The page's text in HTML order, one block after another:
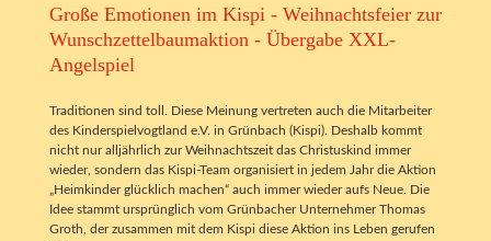
Große Emotionen im Kispi - Weihnachtsfeier zur
Wunschzettelbaumaktion - Übergabe XXL-
Angelspiel
Traditionen sind toll. Diese Meinung vertreten auch die Mitarbeiter
des Kinderspielvogtland e.V. in Grünbach (Kispi). Deshalb kommt
nicht nur alljährlich zur Weihnachtszeit das Christuskind immer
wieder, sondern das Kispi-Team organisiert in jedem Jahr die Aktion
„Heimkinder glücklich machen“ auch immer wieder aufs Neue. Die
Idee stammt ursprünglich vom Grünbacher Unternehmer Thomas
Groth, der zusammen mit dem Kispi diese Aktion ins Leben gerufen